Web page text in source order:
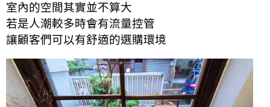
室內的空間其實並不算大
若是人潮較多時會有流量控管
讓顧客們可以有舒適的選購環境